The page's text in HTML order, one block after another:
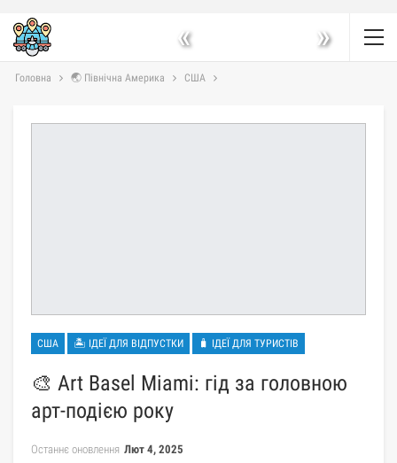
« »
Головна 🌏 Північна Америка США
США 🏝 ІДЕЇ ДЛЯ ВІДПУСТКИ 🧳 ІДЕЇ ДЛЯ ТУРИСТІВ
🎨 Art Basel Miami: гід за головною
арт-подією року
Останнє оновлення Лют 4, 2025